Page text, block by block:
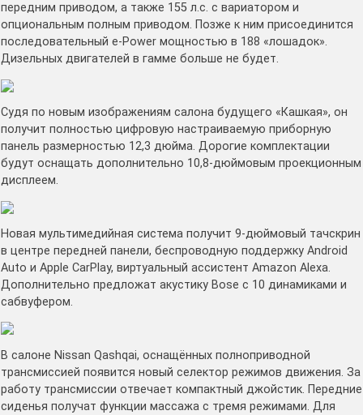
передним приводом, а также 155 л.с. с вариатором и
опциональным полным приводом. Позже к ним присоединится
последовательный e-Power мощностью в 188 «лошадок».
Дизельных двигателей в гамме больше не будет.
Судя по новым изображениям салона будущего «Кашкая», он
получит полностью цифровую настраиваемую приборную
панель размерностью 12,3 дюйма. Дорогие комплектации
будут оснащать дополнительно 10,8-дюймовым проекционным
дисплеем.
Новая мультимедийная система получит 9-дюймовый тачскрин
в центре передней панели, беспроводную поддержку Android
Auto и Apple CarPlay, виртуальный ассистент Amazon Alexa.
Дополнительно предложат акустику Bose с 10 динамиками и
сабвуфером.
В салоне Nissan Qashqai, оснащённых полноприводной
трансмиссией появится новый селектор режимов движения. За
работу трансмиссии отвечает компактный джойстик. Передние
сиденья получат функции массажа с тремя режимами. Для